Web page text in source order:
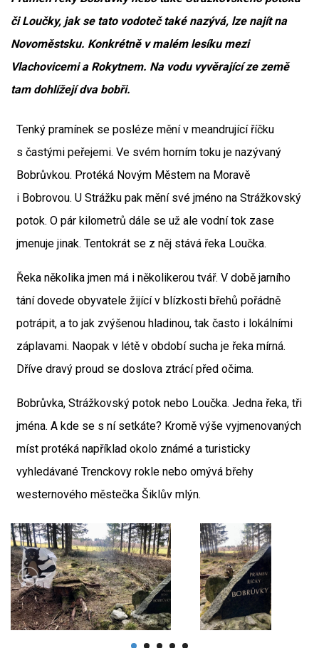
či Loučky, jak se tato vodoteč také nazývá, lze najít na
Novoměstsku. Konkrétně v malém lesíku mezi
Vlachovicemi a Rokytnem. Na vodu vyvěrající ze země
tam dohlížejí dva bobři.
Tenký pramínek se posléze mění v meandrující říčku
s častými peřejemi. Ve svém horním toku je nazývaný
Bobrůvkou. Protéká Novým Městem na Moravě
i Bobrovou. U Strážku pak mění své jméno na Strážkovský
potok. O pár kilometrů dále se už ale vodní tok zase
jmenuje jinak. Tentokrát se z něj stává řeka Loučka.
Řeka několika jmen má i několikerou tvář. V době jarního
tání dovede obyvatele žijící v blízkosti břehů pořádně
potrápit, a to jak zvýšenou hladinou, tak často i lokálními
záplavami. Naopak v létě v období sucha je řeka mírná.
Dříve dravý proud se doslova ztrácí před očima.
Bobrůvka, Strážkovský potok nebo Loučka. Jedna řeka, tři
jména. A kde se s ní setkáte? Kromě výše vyjmenovaných
míst protéká například okolo známé a turisticky
vyhledávané Trenckovy rokle nebo omývá břehy
westernového městečka Šiklův mlýn.